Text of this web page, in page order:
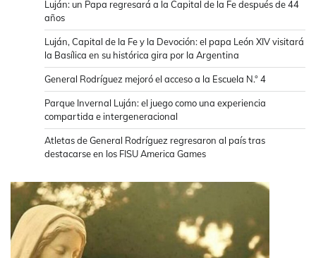
Luján: un Papa regresará a la Capital de la Fe después de 44
años
Luján, Capital de la Fe y la Devoción: el papa León XIV visitará
la Basílica en su histórica gira por la Argentina
General Rodríguez mejoró el acceso a la Escuela N.° 4
Parque Invernal Luján: el juego como una experiencia
compartida e intergeneracional
Atletas de General Rodríguez regresaron al país tras
destacarse en los FISU America Games